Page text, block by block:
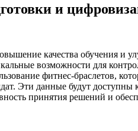
и
качества обучения и
возможности для
фитнес-браслетов,
Эти данные будут доступны
принятия решений и